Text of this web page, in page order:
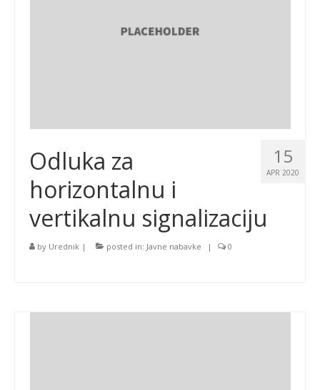
15
APR 2020
Odluka za
horizontalnu i
vertikalnu signalizaciju
by Urednik | posted in: Javne nabavke | 0